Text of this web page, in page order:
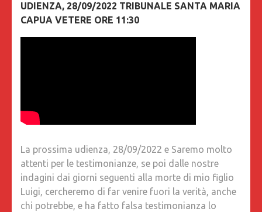
UDIENZA, 28/09/2022 TRIBUNALE SANTA MARIA
CAPUA VETERE ORE 11:30
La prossima udienza, 28/09/2022 e Saremo molto
attenti per le testimonianze, se poi dalle nostre
indagini dai giorni seguenti alla morte di mio figlio
Luigi, cercheremo di far venire fuori la verità, anche
chi potrebbe, e ha fatto falsa testimonianza lo